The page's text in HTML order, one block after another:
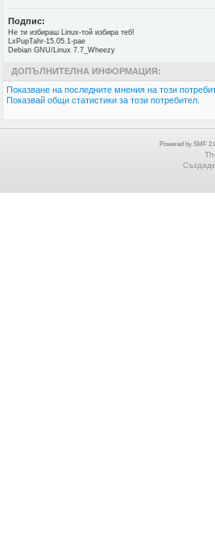
Подпис:
Не ти избираш Linux-той избира теб!
LxPupTahr-15.05.1-pae
Debian GNU/Linux 7.7_Wheezy
ДОПЪЛНИТЕЛНА ИНФОРМАЦИЯ:
Показване на последните мнения на този
Показвай общи статистики за този потребител.
Powered by SMF